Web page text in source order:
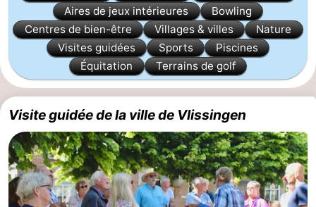
nuit
Appartements
Duinweg
-
Wijngaerde
Chaumières
-
Buitenhof
-
Aires de jeux intérieures
Bowling
Centres de bien-être
Villages & villes
Nature
Visites guidées
Sports
Piscines
Équitation
Terrains de golf
Visite guidée de la ville de Vlissingen